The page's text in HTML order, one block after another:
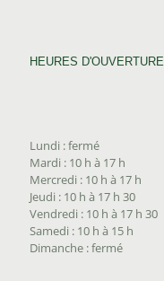
HEURES D'OUVERTURE
Lundi : fermé
Mardi : 10 h à 17 h
Mercredi : 10 h à 17 h
Jeudi : 10 h à 17 h 30
Vendredi : 10 h à 17 h 30
Samedi : 10 h à 15 h
Dimanche : fermé